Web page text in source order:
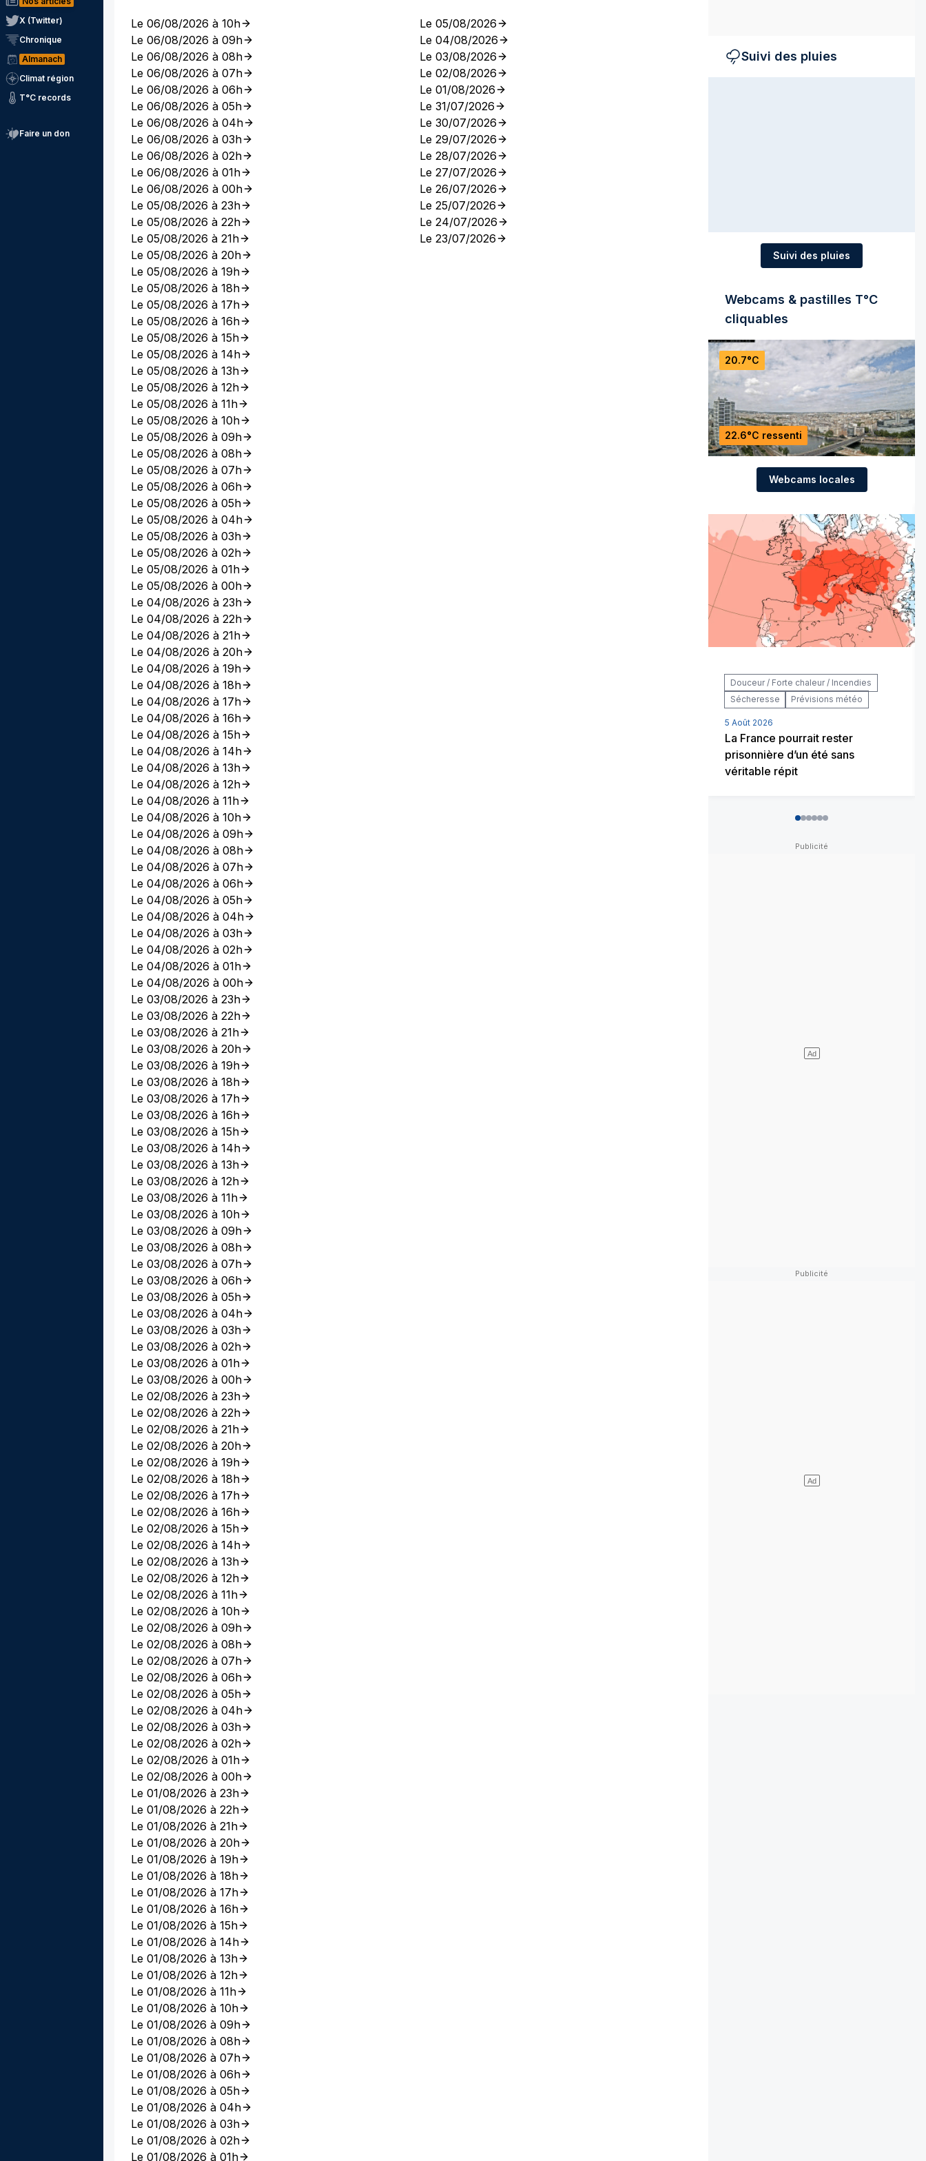
X (Twitter)
Chronique
Almanach
Climat région
T°C records
Faire un don
Le 06/08/2026 à 10h
Le 06/08/2026 à 09h
Le 06/08/2026 à 08h
Le 06/08/2026 à 07h
Le 06/08/2026 à 06h
Le 06/08/2026 à 05h
Le 06/08/2026 à 04h
Le 06/08/2026 à 03h
Le 06/08/2026 à 02h
Le 06/08/2026 à 01h
Le 06/08/2026 à 00h
Le 05/08/2026 à 23h
Le 05/08/2026 à 22h
Le 05/08/2026 à 21h
Le 05/08/2026 à 20h
Le 05/08/2026 à 19h
Le 05/08/2026 à 18h
Le 05/08/2026 à 17h
Le 05/08/2026 à 16h
Le 05/08/2026 à 15h
Le 05/08/2026 à 14h
Le 05/08/2026 à 13h
Le 05/08/2026 à 12h
Le 05/08/2026 à 11h
Le 05/08/2026 à 10h
Le 05/08/2026 à 09h
Le 05/08/2026 à 08h
Le 05/08/2026 à 07h
Le 05/08/2026 à 06h
Le 05/08/2026 à 05h
Le 05/08/2026 à 04h
Le 05/08/2026 à 03h
Le 05/08/2026 à 02h
Le 05/08/2026 à 01h
Le 05/08/2026 à 00h
Le 04/08/2026 à 23h
Le 04/08/2026 à 22h
Le 04/08/2026 à 21h
Le 04/08/2026 à 20h
Le 04/08/2026 à 19h
Le 04/08/2026 à 18h
Le 04/08/2026 à 17h
Le 04/08/2026 à 16h
Le 04/08/2026 à 15h
Le 04/08/2026 à 14h
Le 04/08/2026 à 13h
Le 04/08/2026 à 12h
Le 04/08/2026 à 11h
Le 04/08/2026 à 10h
Le 04/08/2026 à 09h
Le 04/08/2026 à 08h
Le 04/08/2026 à 07h
Le 04/08/2026 à 06h
Le 04/08/2026 à 05h
Le 04/08/2026 à 04h
Le 04/08/2026 à 03h
Le 04/08/2026 à 02h
Le 04/08/2026 à 01h
Le 04/08/2026 à 00h
Le 03/08/2026 à 23h
Le 03/08/2026 à 22h
Le 03/08/2026 à 21h
Le 03/08/2026 à 20h
Le 03/08/2026 à 19h
Le 03/08/2026 à 18h
Le 03/08/2026 à 17h
Le 03/08/2026 à 16h
Le 03/08/2026 à 15h
Le 03/08/2026 à 14h
Le 03/08/2026 à 13h
Le 03/08/2026 à 12h
Le 03/08/2026 à 11h
Le 03/08/2026 à 10h
Le 03/08/2026 à 09h
Le 03/08/2026 à 08h
Le 03/08/2026 à 07h
Le 03/08/2026 à 06h
Le 03/08/2026 à 05h
Le 03/08/2026 à 04h
Le 03/08/2026 à 03h
Le 03/08/2026 à 02h
Le 03/08/2026 à 01h
Le 03/08/2026 à 00h
Le 02/08/2026 à 23h
Le 02/08/2026 à 22h
Le 02/08/2026 à 21h
Le 02/08/2026 à 20h
Le 02/08/2026 à 19h
Le 02/08/2026 à 18h
Le 02/08/2026 à 17h
Le 02/08/2026 à 16h
Le 02/08/2026 à 15h
Le 02/08/2026 à 14h
Le 02/08/2026 à 13h
Le 02/08/2026 à 12h
Le 02/08/2026 à 11h
Le 02/08/2026 à 10h
Le 02/08/2026 à 09h
Le 02/08/2026 à 08h
Le 02/08/2026 à 07h
Le 02/08/2026 à 06h
Le 02/08/2026 à 05h
Le 02/08/2026 à 04h
Le 02/08/2026 à 03h
Le 02/08/2026 à 02h
Le 02/08/2026 à 01h
Le 02/08/2026 à 00h
Le 01/08/2026 à 23h
Le 01/08/2026 à 22h
Le 01/08/2026 à 21h
Le 01/08/2026 à 20h
Le 01/08/2026 à 19h
Le 01/08/2026 à 18h
Le 01/08/2026 à 17h
Le 01/08/2026 à 16h
Le 01/08/2026 à 15h
Le 01/08/2026 à 14h
Le 01/08/2026 à 13h
Le 01/08/2026 à 12h
Le 01/08/2026 à 11h
Le 01/08/2026 à 10h
Le 01/08/2026 à 09h
Le 01/08/2026 à 08h
Le 01/08/2026 à 07h
Le 01/08/2026 à 06h
Le 01/08/2026 à 05h
Le 01/08/2026 à 04h
Le 01/08/2026 à 03h
Le 01/08/2026 à 02h
Le 01/08/2026 à 01h
Le 05/08/2026
Le 04/08/2026
Le 03/08/2026
Le 02/08/2026
Le 01/08/2026
Le 31/07/2026
Le 30/07/2026
Le 29/07/2026
Le 28/07/2026
Le 27/07/2026
Le 26/07/2026
Le 25/07/2026
Le 24/07/2026
Le 23/07/2026
Suivi des pluies
Suivi des pluies
Webcams & pastilles T°C
cliquables
20.7°C
22.6°C ressenti
Webcams locales
Douceur / Forte chaleur / Incendies
Sécheresse
Prévisions météo
5 Août 2026
La France pourrait rester
prisonnière d’un été sans
véritable répit
012345